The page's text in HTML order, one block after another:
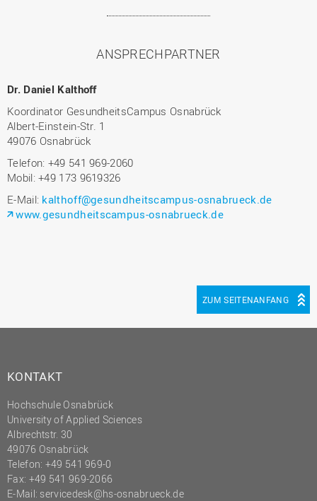
ANSPRECHPARTNER
Dr. Daniel Kalthoff
Koordinator GesundheitsCampus Osnabrück
Albert-Einstein-Str. 1
49076 Osnabrück
Telefon: +49 541 969-2060
Mobil: +49 173 9619326
E-Mail: kalthoff@gesundheitscampus-osnabrueck.de
www.gesundheitscampus-osnabrueck.de
ZUM SEITENANFANG
KONTAKT
Hochschule Osnabrück
University of Applied Sciences
Albrechtstr. 30
49076 Osnabrück
Telefon: +49 541 969-0
Fax: +49 541 969-2066
E-Mail: servicedesk@hs-osnabrueck.de